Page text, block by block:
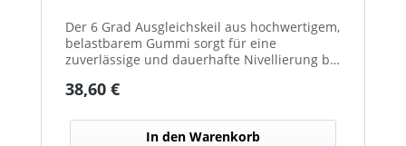
Der 6 Grad Ausgleichskeil aus hochwertigem,
belastbarem Gummi sorgt für eine
zuverlässige und dauerhafte Nivellierung bei
seinem festen Neigungswinkel von 6° gleicht
ideal für Maschinen, Möbel, Konstruktionen
oder technische Installationen. Das robuste
Regulärer Preis:
38,60 €
In den Warenkorb